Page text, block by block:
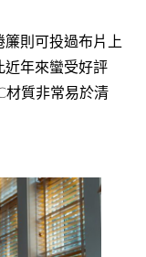
則可投過布片上
近年來蠻受好評
材質非常易於清